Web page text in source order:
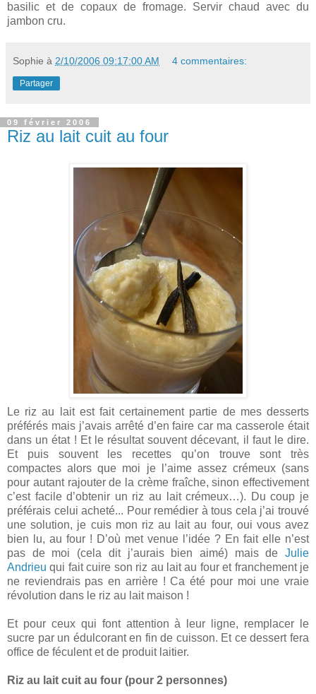
basilic et de copaux de fromage. Servir chaud avec du
jambon cru.
Sophie à 2/10/2006 09:17:00 AM 4 commentaires:
Partager
09 février 2006
Riz au lait cuit au four
Le riz au lait est fait certainement partie de mes desserts
préférés mais j’avais arrêté d’en faire car ma casserole était
dans un état ! Et le résultat souvent décevant, il faut le dire.
Et puis souvent les recettes qu’on trouve sont très
compactes alors que moi je l’aime assez crémeux (sans
pour autant rajouter de la crème fraîche, sinon effectivement
c’est facile d’obtenir un riz au lait crémeux…). Du coup je
préférais celui acheté... Pour remédier à tous cela j’ai trouvé
une solution, je cuis mon riz au lait au four, oui vous avez
bien lu, au four ! D’où met venue l’idée ? En fait elle n’est
pas de moi (cela dit j’aurais bien aimé) mais de Julie
Andrieu qui fait cuire son riz au lait au four et franchement je
ne reviendrais pas en arrière ! Ca été pour moi une vraie
révolution dans le riz au lait maison !
Et pour ceux qui font attention à leur ligne, remplacer le
sucre par un édulcorant en fin de cuisson. Et ce dessert fera
office de féculent et de produit laitier.
Riz au lait cuit au four (pour 2 personnes)